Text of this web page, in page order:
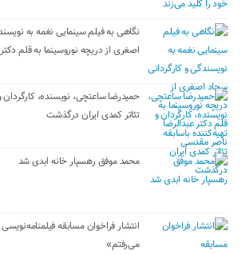
نگاهی به فیلم سینمایی نغمه به
اصغری از دریچه نوروسینما به قلم
حمیدرضا ساعتچی، نویسنده، کارگردان
تئاتر کمدی ایران درگذشت
محمد موفق رهسپار خانه ابدی شد
انتشار فراخوان مسابقه
می‌رفتم»